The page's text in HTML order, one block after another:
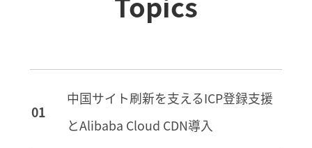
中国サイト刷新を支えるICP登録支援
とAlibaba Cloud CDN導入